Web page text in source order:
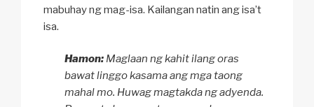
mabuhay ng mag-isa. Kailangan natin ang isa’t
isa.
Hamon: Maglaan ng kahit ilang oras
bawat linggo kasama ang mga taong
mahal mo. Huwag magtakda ng adyenda.